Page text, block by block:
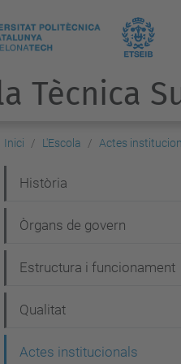
Tècnica
Inici L'Escola Actes
a
v
g
a
Història
Òrgans de govern
Estructura i funcionament
Qualitat
Actes institucionals